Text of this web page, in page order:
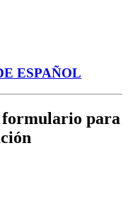
ESPAÑOL
formulario para